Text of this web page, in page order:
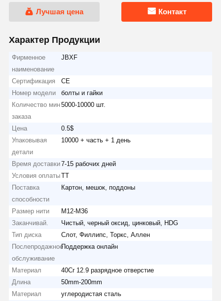
Лучшая цена Контакт
Характер Продукции
Фирменное
наименование
JBXF
Сертификация
CE
Номер модели
болты и гайки
Количество мин
заказа
5000-10000 шт.
Цена
0.5$
Упаковывая
детали
10000 + часть + 1 день
Время доставки7-15 рабочих дней
Условия оплатыТТ
Поставка
способности
Картон, мешок, поддоны
Размер нити
M12-M36
Заканчивай.
Чистый, черный оксид, цинковый, HDG
Тип диска
Слот, Филлипс, Торкс, Аллен
Послепродажное
обслуживание
Поддержка онлайн
Материал
40Cr 12.9 разрядное отверстие
Длина
50mm-200mm
Материал
углеродистая сталь